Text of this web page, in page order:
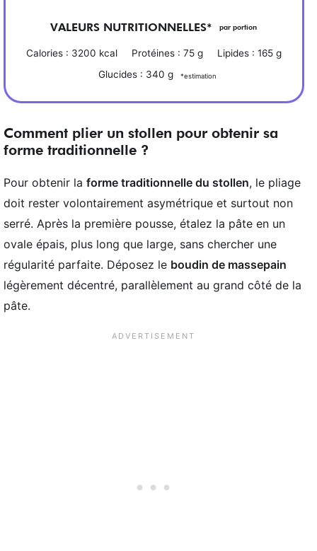
VALEURS NUTRITIONNELLES* par portion
Calories : 3200 kcal Protéines : 75g Lipides : 165g
Glucides : 340 g *estimation
Comment plier un stollen pour obtenir sa
forme traditionnelle ?
Pour obtenir la forme traditionnelle du stollen, le pliage
doit rester volontairement asymétrique et surtout non
serré. Après la première pousse, étalez la pâte en un
ovale épais, plus long que large, sans chercher une
régularité parfaite. Déposez le boudin de massepain
légèrement décentré, parallèlement au grand côté de la
pâte.